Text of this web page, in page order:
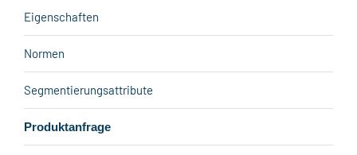
Eigenschaften
Normen
Segmentierungsattribute
Produktanfrage